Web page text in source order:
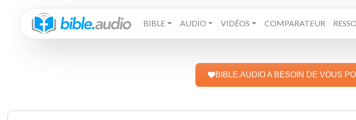
BIBLE AUDIO VIDÉOS COMPARATEUR
BIBLE.AUDIO A BESOIN DE VOUS